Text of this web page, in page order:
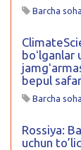
Barcha soha
boʻlganlar
bepul
Barcha soha
Rossiya:
uchun